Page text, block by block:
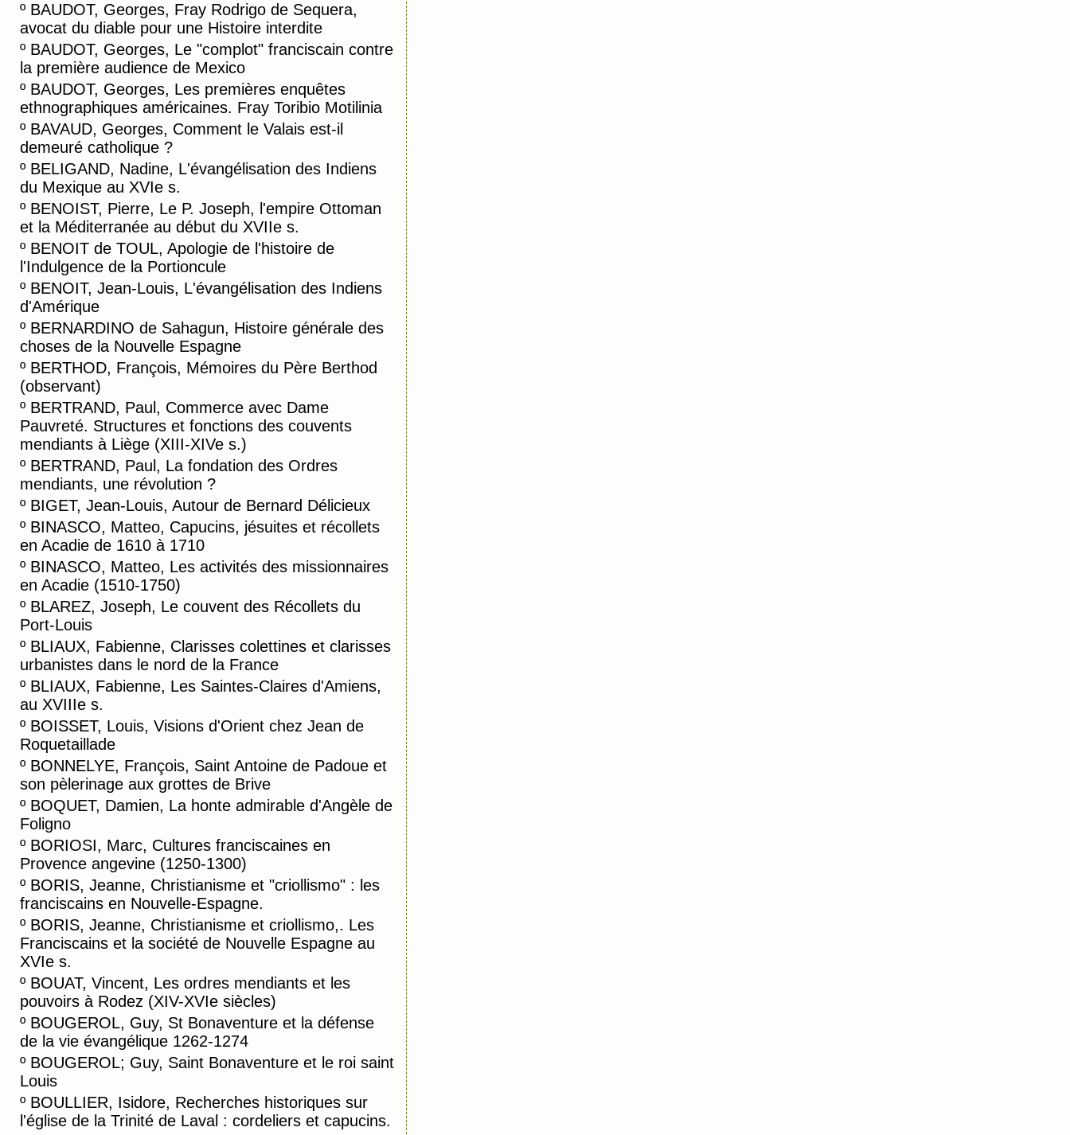
º BAUDOT, Georges, Fray Rodrigo de Sequera,
avocat du diable pour une Histoire interdite
º BAUDOT, Georges, Le "complot" franciscain contre
la première audience de Mexico
º BAUDOT, Georges, Les premières enquêtes
ethnographiques américaines. Fray Toribio Motilinia
º BAVAUD, Georges, Comment le Valais est-il
demeuré catholique ?
º BELIGAND, Nadine, L'évangélisation des Indiens
du Mexique au XVIe s.
º BENOIST, Pierre, Le P. Joseph, l'empire Ottoman
et la Méditerranée au début du XVIIe s.
º BENOIT de TOUL, Apologie de l'histoire de
l'Indulgence de la Portioncule
º BENOIT, Jean-Louis, L'évangélisation des Indiens
d'Amérique
º BERNARDINO de Sahagun, Histoire générale des
choses de la Nouvelle Espagne
º BERTHOD, François, Mémoires du Père Berthod
(observant)
º BERTRAND, Paul, Commerce avec Dame
Pauvreté. Structures et fonctions des couvents
mendiants à Liège (XIII-XIVe s.)
º BERTRAND, Paul, La fondation des Ordres
mendiants, une révolution ?
º BIGET, Jean-Louis, Autour de Bernard Délicieux
º BINASCO, Matteo, Capucins, jésuites et récollets
en Acadie de 1610 à 1710
º BINASCO, Matteo, Les activités des missionnaires
en Acadie (1510-1750)
º BLAREZ, Joseph, Le couvent des Récollets du
Port-Louis
º BLIAUX, Fabienne, Clarisses colettines et clarisses
urbanistes dans le nord de la France
º BLIAUX, Fabienne, Les Saintes-Claires d'Amiens,
au XVIIIe s.
º BOISSET, Louis, Visions d'Orient chez Jean de
Roquetaillade
º BONNELYE, François, Saint Antoine de Padoue et
son pèlerinage aux grottes de Brive
º BOQUET, Damien, La honte admirable d'Angèle de
Foligno
º BORIOSI, Marc, Cultures franciscaines en
Provence angevine (1250-1300)
º BORIS, Jeanne, Christianisme et "criollismo" : les
franciscains en Nouvelle-Espagne.
º BORIS, Jeanne, Christianisme et criollismo,. Les
Franciscains et la société de Nouvelle Espagne au
XVIe s.
º BOUAT, Vincent, Les ordres mendiants et les
pouvoirs à Rodez (XIV-XVIe siècles)
º BOUGEROL, Guy, St Bonaventure et la défense
de la vie évangélique 1262-1274
º BOUGEROL; Guy, Saint Bonaventure et le roi saint
Louis
º BOULLIER, Isidore, Recherches historiques sur
l'église de la Trinité de Laval : cordeliers et capucins.